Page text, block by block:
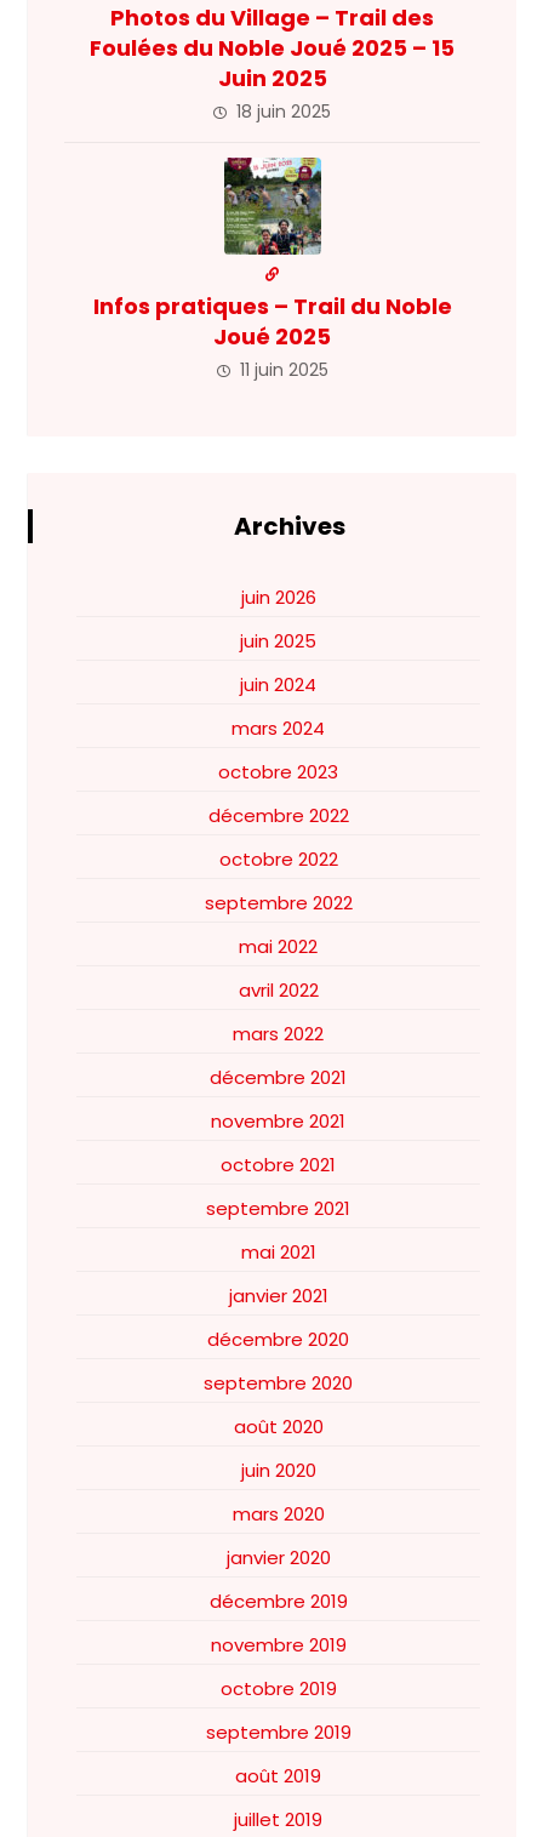
Photos du Village – Trail des
Foulées du Noble Joué 2025 – 15
Juin 2025
18 juin 2025
Infos pratiques – Trail du Noble
Joué 2025
11 juin 2025
Archives
juin 2026
juin 2025
juin 2024
mars 2024
octobre 2023
décembre 2022
octobre 2022
septembre 2022
mai 2022
avril 2022
mars 2022
décembre 2021
novembre 2021
octobre 2021
septembre 2021
mai 2021
janvier 2021
décembre 2020
septembre 2020
août 2020
juin 2020
mars 2020
janvier 2020
décembre 2019
novembre 2019
octobre 2019
septembre 2019
août 2019
juillet 2019